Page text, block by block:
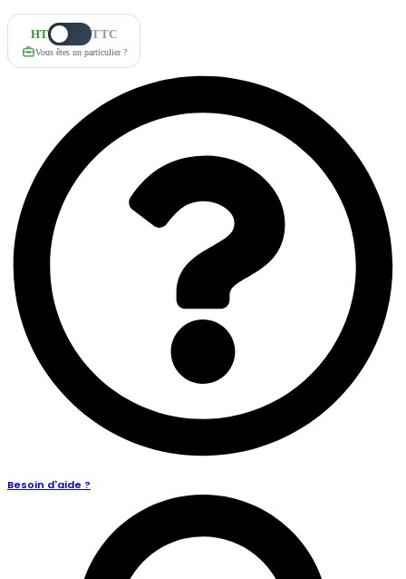
HT TTC
Vous êtes un particulier ?
Besoin d'aide ?